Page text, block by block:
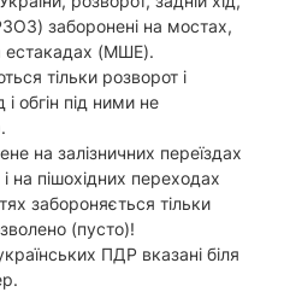
заборонені на мостах,
естакадах (МШЕ).
тільки розворот і
і обгін під ними не
на залізничних переїздах
на пішохідних переходах
забороняється тільки
(пусто)!
ПДР вказані біля